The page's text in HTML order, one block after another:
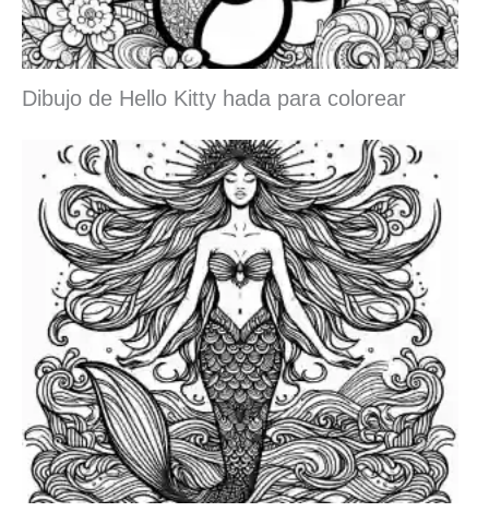
Dibujo de Hello Kitty hada para colorear